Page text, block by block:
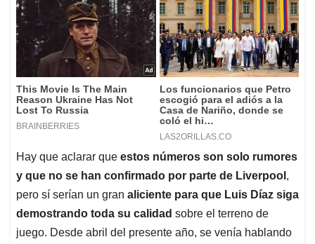
Hay que aclarar que estos números son solo rumores
y que no se han confirmado por parte de Liverpool ,
pero sí serían un gran aliciente para que Luis Díaz siga
demostrando toda su calidad sobre el terreno de
juego. Desde abril del presente año, se venía hablando